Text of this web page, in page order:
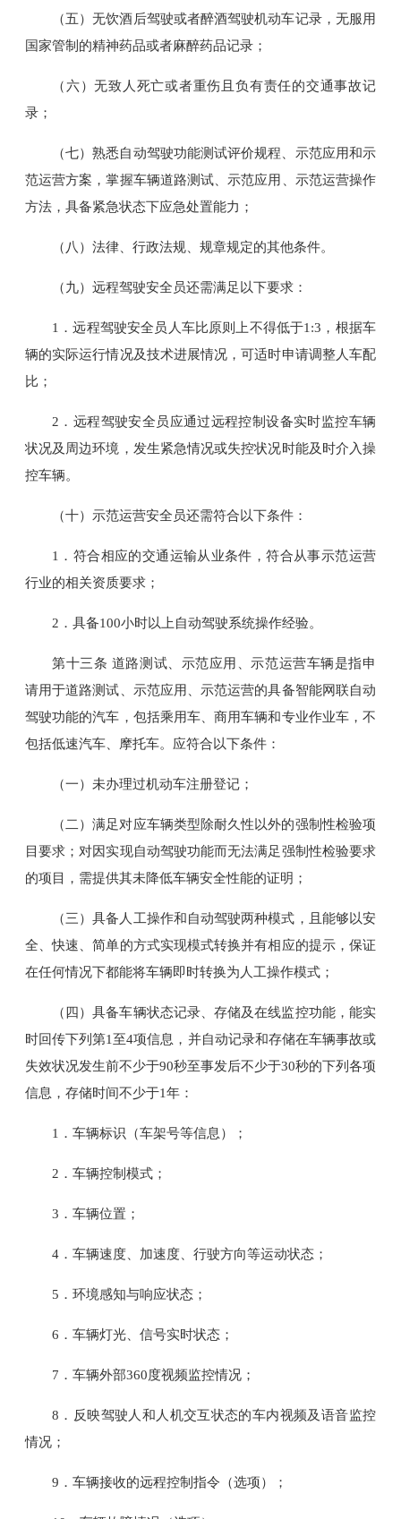
（五）无饮酒后驾驶或者醉酒驾驶机动车记录，无服用
国家管制的精神药品或者麻醉药品记录；
（六）无致人死亡或者重伤且负有责任的交通事故记
录；
（七）熟悉自动驾驶功能测试评价规程、示范应用和示
范运营方案，掌握车辆道路测试、示范应用、示范运营操作
方法，具备紧急状态下应急处置能力；
（八）法律、行政法规、规章规定的其他条件。
（九）远程驾驶安全员还需满足以下要求：
1．远程驾驶安全员人车比原则上不得低于1:3，根据车
辆的实际运行情况及技术进展情况，可适时申请调整人车配
比；
2．远程驾驶安全员应通过远程控制设备实时监控车辆
状况及周边环境，发生紧急情况或失控状况时能及时介入操
控车辆。
（十）示范运营安全员还需符合以下条件：
1．符合相应的交通运输从业条件，符合从事示范运营
行业的相关资质要求；
2．具备100小时以上自动驾驶系统操作经验。
第十三条 道路测试、示范应用、示范运营车辆是指申
请用于道路测试、示范应用、示范运营的具备智能网联自动
驾驶功能的汽车，包括乘用车、商用车辆和专业作业车，不
包括低速汽车、摩托车。应符合以下条件：
（一）未办理过机动车注册登记；
（二）满足对应车辆类型除耐久性以外的强制性检验项
目要求；对因实现自动驾驶功能而无法满足强制性检验要求
的项目，需提供其未降低车辆安全性能的证明；
（三）具备人工操作和自动驾驶两种模式，且能够以安
全、快速、简单的方式实现模式转换并有相应的提示，保证
在任何情况下都能将车辆即时转换为人工操作模式；
（四）具备车辆状态记录、存储及在线监控功能，能实
时回传下列第1至4项信息，并自动记录和存储在车辆事故或
失效状况发生前不少于90秒至事发后不少于30秒的下列各项
信息，存储时间不少于1年：
1．车辆标识（车架号等信息）；
2．车辆控制模式；
3．车辆位置；
4．车辆速度、加速度、行驶方向等运动状态；
5．环境感知与响应状态；
6．车辆灯光、信号实时状态；
7．车辆外部360度视频监控情况；
8．反映驾驶人和人机交互状态的车内视频及语音监控
情况；
9．车辆接收的远程控制指令（选项）；